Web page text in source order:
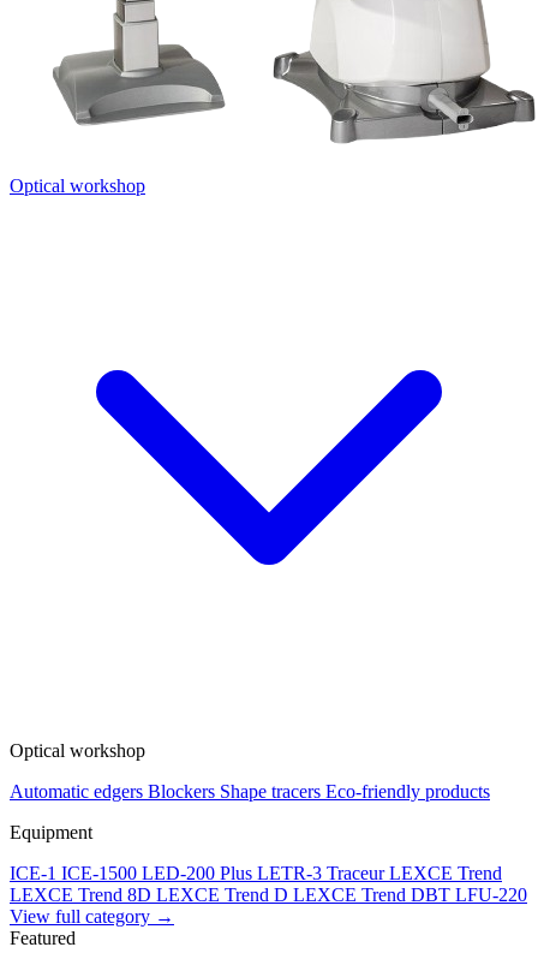
Optical workshop
Optical workshop
Automatic edgers Blockers Shape tracers Eco-friendly products
Equipment
ICE-1 ICE-1500 LED-200 Plus LETR-3 Traceur LEXCE Trend
LEXCE Trend 8D LEXCE Trend D LEXCE Trend DBT LFU-220
View full category →
Featured